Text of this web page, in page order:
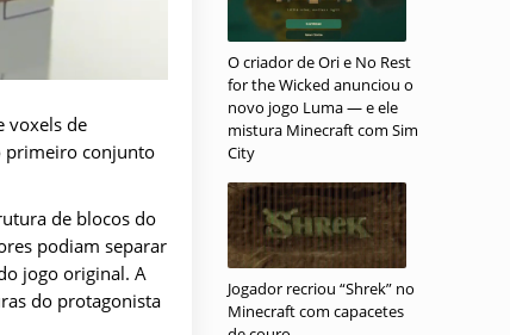
voxels de
primeiro conjunto
de blocos do
podiam separar
jogo original. A
do protagonista
O criador de Ori e No Rest
for the Wicked anunciou o
novo jogo Luma — e ele
mistura Minecraft com Sim
City
Jogador recriou “Shrek” no
Minecraft com capacetes